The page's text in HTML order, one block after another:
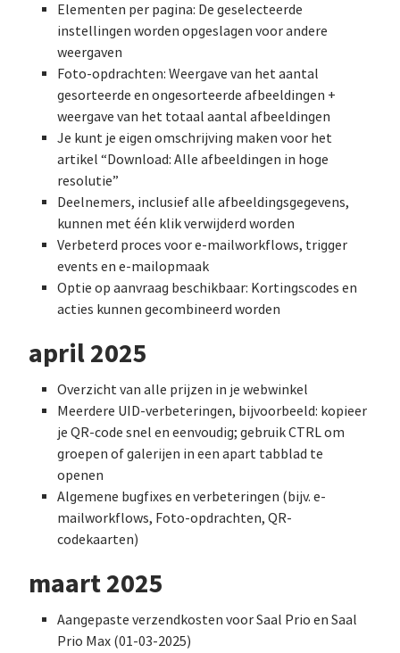
Elementen per pagina: De geselecteerde
instellingen worden opgeslagen voor andere
weergaven
Foto-opdrachten: Weergave van het aantal
gesorteerde en ongesorteerde afbeeldingen +
weergave van het totaal aantal afbeeldingen
Je kunt je eigen omschrijving maken voor het
artikel “Download: Alle afbeeldingen in hoge
resolutie”
Deelnemers, inclusief alle afbeeldingsgegevens,
kunnen met één klik verwijderd worden
Verbeterd proces voor e-mailworkflows, trigger
events en e-mailopmaak
Optie op aanvraag beschikbaar: Kortingscodes en
acties kunnen gecombineerd worden
april 2025
Overzicht van alle prijzen in je webwinkel
Meerdere UID-verbeteringen, bijvoorbeeld: kopieer
je QR-code snel en eenvoudig; gebruik CTRL om
groepen of galerijen in een apart tabblad te
openen
Algemene bugfixes en verbeteringen (bijv. e-
mailworkflows, Foto-opdrachten, QR-
codekaarten)
maart 2025
Aangepaste verzendkosten voor Saal Prio en Saal
Prio Max (01-03-2025)